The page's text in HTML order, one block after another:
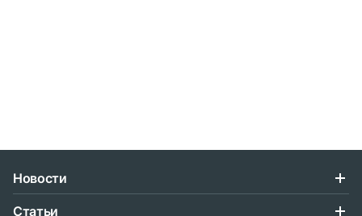
Новости
Статьи